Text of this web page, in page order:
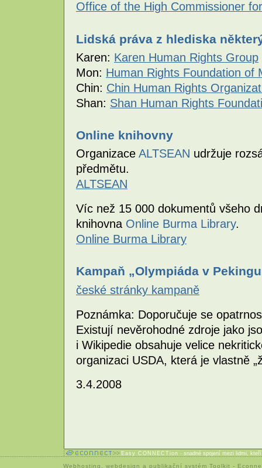
Office of the High Commissioner
Lidská práva z hlediska
Karen: Karen Human Rights Group
Mon: Human Rights Foundation of
Chin: Chin Human Rights
Shan: Shan Human Rights
Online knihovny
Organizace ALTSEAN udržuje
předmětu.
ALTSEAN
Víc než 15 000 dokumentů všeho
knihovna Online Burma Library.
Online Burma Library
Kampaň „Olympiáda v
české stránky kampaně
Poznámka: Doporučuje se
Existují nevěrohodné zdroje jako
i Wikipedie obsahuje velice
organizaci USDA, která je vlastně
3.4.2008
Easy CONNECTion - snadné spojení mezi lidmi,
Webhosting webdesign a publikační systém Toolkit -